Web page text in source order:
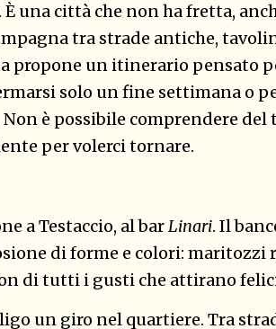
È una città che non ha fretta,
tra strade antiche,
propone un itinerario pensato
solo un fine settimana o
è possibile comprendere
per volerci tornare.
a Testaccio, al barLinari. Il
di forme e colori:
di tutti i gusti che attirano
un giro nel quartiere. Tra